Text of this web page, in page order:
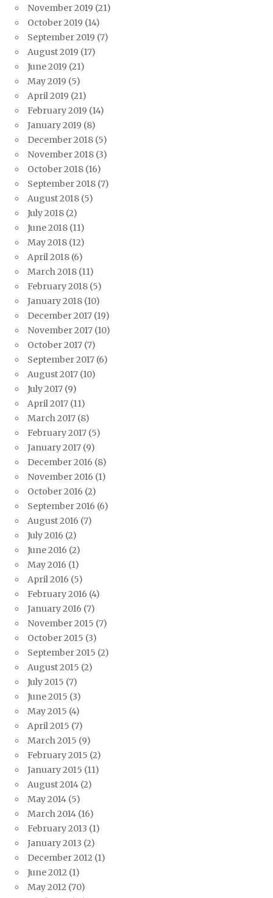
November 2019 (21)
October 2019 (14)
September 2019 (7)
August 2019 (17)
June 2019 (21)
May 2019 (5)
April 2019 (21)
February 2019 (14)
January 2019 (8)
December 2018 (5)
November 2018 (3)
October 2018 (16)
September 2018 (7)
August 2018 (5)
July 2018 (2)
June 2018 (11)
May 2018 (12)
April 2018 (6)
March 2018 (11)
February 2018 (5)
January 2018 (10)
December 2017 (19)
November 2017 (10)
October 2017 (7)
September 2017 (6)
August 2017 (10)
July 2017 (9)
April 2017 (11)
March 2017 (8)
February 2017 (5)
January 2017 (9)
December 2016 (8)
November 2016 (1)
October 2016 (2)
September 2016 (6)
August 2016 (7)
July 2016 (2)
June 2016 (2)
May 2016 (1)
April 2016 (5)
February 2016 (4)
January 2016 (7)
November 2015 (7)
October 2015 (3)
September 2015 (2)
August 2015 (2)
July 2015 (7)
June 2015 (3)
May 2015 (4)
April 2015 (7)
March 2015 (9)
February 2015 (2)
January 2015 (11)
August 2014 (2)
May 2014 (5)
March 2014 (16)
February 2013 (1)
January 2013 (2)
December 2012 (1)
June 2012 (1)
May 2012 (70)